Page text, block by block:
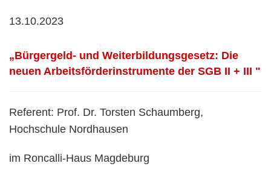
13.10.2023
„Bürgergeld- und Weiterbildungsgesetz: Die
neuen Arbeitsförderinstrumente der SGB II + III "
Referent: Prof. Dr. Torsten Schaumberg,
Hochschule Nordhausen
im Roncalli-Haus Magdeburg